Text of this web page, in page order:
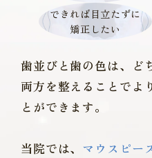
できれば目立たずに
矯正したい
歯並びと歯の色は、ど
両方を整えることでよ
とができます。
当院では、 マウスピー